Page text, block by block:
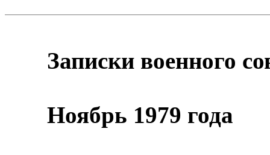
Записки военного
Ноябрь 1979 года